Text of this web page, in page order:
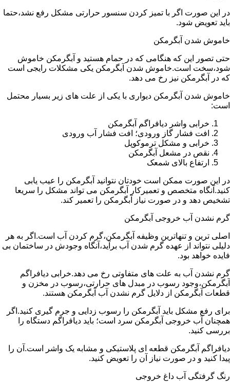
در این صورت اگر با تمیز کردن سنسور حرارتی مشکل رفع نشد،حتما
باید تعویض شود.
خاموش شدن آبگرمکن
حتی تصور این که هنگامی که در حمام هستید و آبگرمکن خاموش
شود،سخت است.خاموش شدن آبگرمکن یکی مشکلات رایجی است
که در آبگرمکن نیز رخ می دهد.
خاموش شدن آبگرمکن دیواری با یکی از علت های زیر بسیار محتمل
است:
خرابی واشر دیافراگم آبگرمکن
افت فشار گاز ورودی؛ افت فشار آب ورودی
خرابی و مشکل ترموکوپل
نقص در مشعل آبگرمکن
ارتفاع بالای شمعک
در این صورت ممکن است خودتان نتوانید آبگرمکن را عیب یابی
کنید.آنگاه متخصص و تعمیرکار آبگرمکن می تواند مشکل را سریعا
تشخیص دهد و در صورت نیاز آبگرمکن را تعمیر کند.
گرم نشدن آب خروجی آبگرمکن
اصلی ترین و تنهاترین وظیفه آبگرمکن،گرم کردن آب است.اگر به هر
دلیلی نتواند از عهده گرم شدن آب برآید،آنگاه وجودش در ساختمان بی
فایده خواهد بود.
گرم نشدن آب به علت های متفاوتی رخ می دهد.خرابی دیافراگم
آبگرمکن،وجود رسوب در مبدل های حرارتی،رسوب در مخزن و
قطعات آبگرمکن از دلایل گرم نشدن آب آبگرمکن هستند.
برای رفع مشکل باید آبگرمکن را رسوب زدایی و جرم گیری کنید.اگر
همچنان آب خروجی آبگرمکن سرد است؛ باید دیافراگم دستگاه را
بررسی کنید.
دیافراگم آبگرمکن قطعه ای پلاستیکی و مشابه یک واشر است.آن را
پیدا کنید و در صورت نیاز آن را تعویض کنید.
رنگ گرفتگی آب داغ خروجی